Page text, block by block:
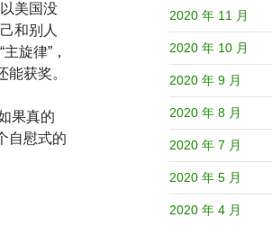
美国没
和别人
旋律”，
获奖。
果真的
自慰式的
2020 年 11 月
2020 年 10 月
2020 年 9 月
2020 年 8 月
2020 年 7 月
2020 年 5 月
2020 年 4 月